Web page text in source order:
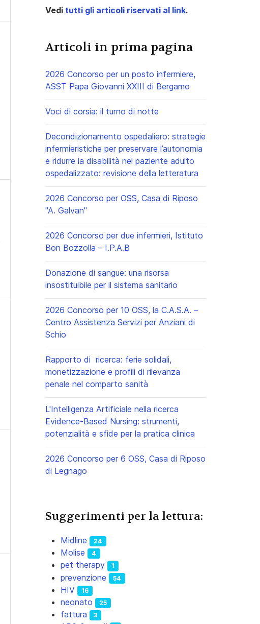
Vedi tutti gli articoli riservati al link.
Articoli in prima pagina
2026 Concorso per un posto infermiere,
ASST Papa Giovanni XXIII di Bergamo
Voci di corsia: il turno di notte
Decondizionamento ospedaliero: strategie
infermieristiche per preservare l’autonomia
e ridurre la disabilità nel paziente adulto
ospedalizzato: revisione della letteratura
2026 Concorso per OSS, Casa di Riposo
"A. Galvan"
2026 Concorso per due infermieri, Istituto
Bon Bozzolla – I.P.A.B
Donazione di sangue: una risorsa
insostituibile per il sistema sanitario
2026 Concorso per 10 OSS, la C.A.S.A. –
Centro Assistenza Servizi per Anziani di
Schio
Rapporto di ricerca: ferie solidali,
monetizzazione e profili di rilevanza
penale nel comparto sanità
L'Intelligenza Artificiale nella ricerca
Evidence-Based Nursing: strumenti,
potenzialità e sfide per la pratica clinica
2026 Concorso per 6 OSS, Casa di Riposo
di Legnago
Suggerimenti per la lettura:
Midline 24
Molise 4
pet therapy 1
prevenzione 54
HIV 16
neonato 25
fattura 3